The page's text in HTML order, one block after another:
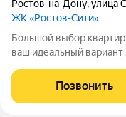
Ростов-на-Дону,улица
ЖК «Ростов-Сити»
Большой выбор
ваш идеальный
Ростова-на-Дону.
Шаговой доступности
Позвонить